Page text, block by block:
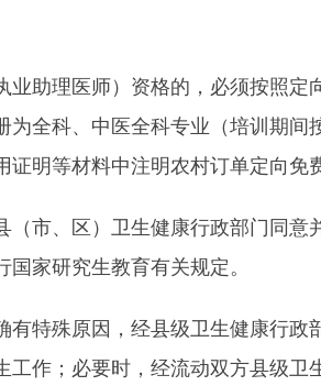
理医师）资格的，必须按照定
全科、中医全科专业（培训期
明等材料中注明农村订单定向免
、区）卫生健康行政部门同意
家研究生教育有关规定。
殊原因，经县级卫生健康行政
作；必要时，经流动双方县级卫